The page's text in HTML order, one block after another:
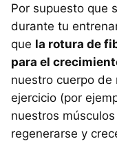
Por supuesto que
durante tu
que la rotura de
para el
nuestro cuerpo de
ejercicio (por
nuestros
regenerarse y